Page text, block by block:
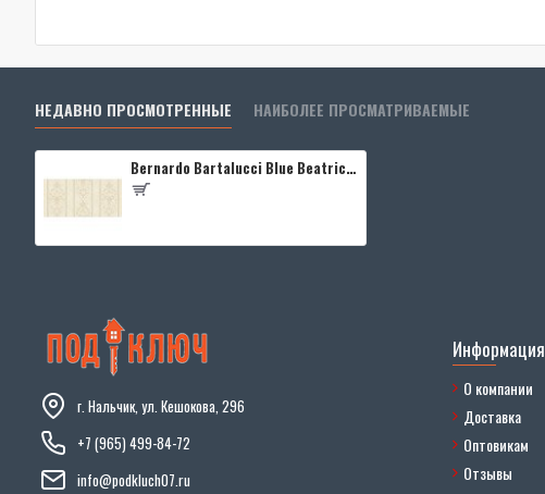
НЕДАВНО ПРОСМОТРЕННЫЕ НАИБОЛЕЕ ПРОСМАТРИВАЕМЫЕ
Bernardo Bartalucci Blue Beatrice 5017-4
г. Нальчик, ул. Кешокова, 296
+7 (965) 499-84-72
info@podkluch07.ru
Информация
О компании
Доставка
Оптовикам
Отзывы